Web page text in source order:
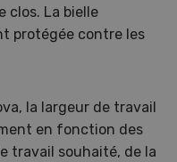
clos. La bielle
protégée contre les
la largeur de travail
en fonction des
travail souhaité, de la